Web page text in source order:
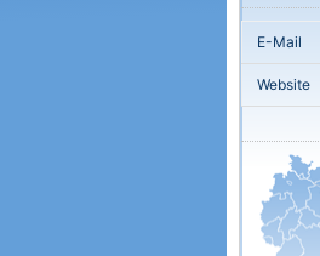
E-Mail
Website